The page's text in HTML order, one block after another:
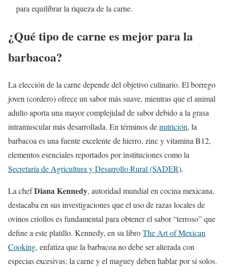
para equilibrar la riqueza de la carne.
¿Qué tipo de carne es mejor para la
barbacoa?
La elección de la carne depende del objetivo culinario. El borrego
joven (cordero) ofrece un sabor más suave, mientras que el animal
adulto aporta una mayor complejidad de sabor debido a la grasa
intramuscular más desarrollada. En términos denutrición, la
barbacoa es una fuente excelente de hierro, zinc y vitamina B12,
elementos esenciales reportados por instituciones como la
Secretaría de Agricultura y Desarrollo Rural (SADER).
La chefDiana Kennedy, autoridad mundial en cocina mexicana,
destacaba en sus investigaciones que el uso de razas locales de
ovinos criollos es fundamental para obtener el sabor “terroso” que
define a este platillo. Kennedy, en su libroThe Art of Mexican
Cooking, enfatiza que la barbacoa no debe ser alterada con
especias excesivas; la carne y el maguey deben hablar por sí solos.